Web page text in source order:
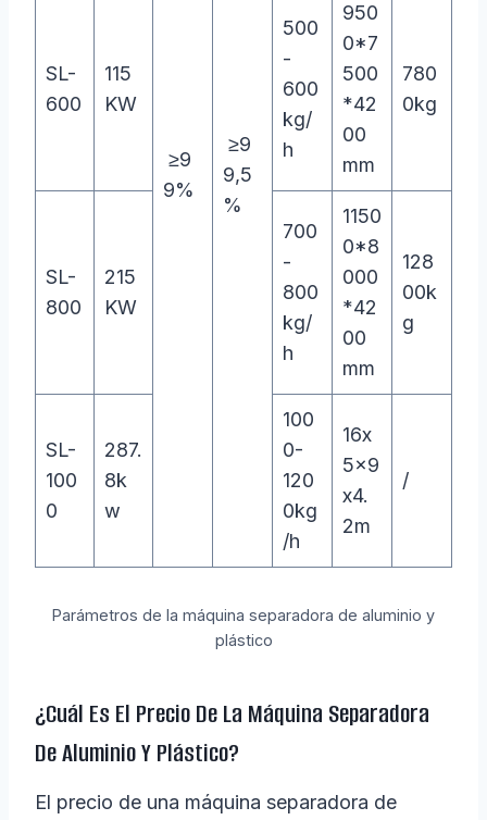
≥9
9%
≥9
9,5
%
SL-
600
115
KW
500
-
600
kg/
h
950
0*7
500
*42
00
mm
780
0kg
SL-
800
215
KW
700
-
800
kg/
h
1150
0*8
000
*42
00
mm
128
00k
g
SL-
100
0
287.
8k
w
100
0-
120
0kg
/h
16x
5x9
x4.
2m
/
Parámetros de la máquina separadora de aluminio y
plástico
¿Cuál Es El Precio De La Máquina Separadora
De Aluminio Y Plástico?
El precio de una máquina separadora de